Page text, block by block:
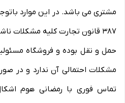
۳۸۷ قانون تجارت کلیه مشکلات
حمل و نقل بوده و فروشگاه
مشکلات احتمالی آن ندارد و در
تماس فوری با رمضانی هوم